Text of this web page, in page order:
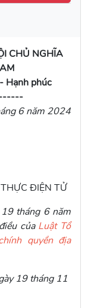
CHỦ NGHĨA
Hạnh phúc
6 năm 2024
ĐIỆN TỬ
tháng 6 năm
của Luật Tổ
quyền địa
19 tháng 11